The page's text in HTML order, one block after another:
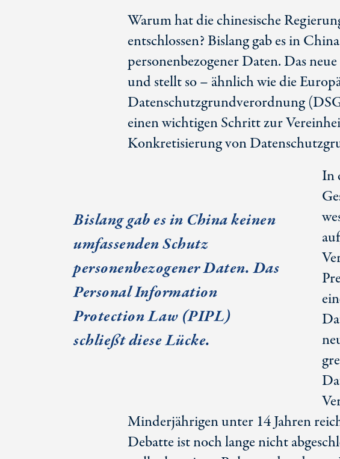
Warum hat die chinesische
entschlossen? Bislang gab es in
personenbezogener Daten. Das
und stellt so – ähnlich wie die
Datenschutzgrundverordnung
einen wichtigen Schritt zur
Konkretisierung von
Bislang gab es in China keinen
umfassenden Schutz
personenbezogener Daten. Das
Personal Information
Protection Law (PIPL)
schließt diese Lücke.
In
Minderjährigen unter 14 Jahren
Debatte ist noch lange nicht